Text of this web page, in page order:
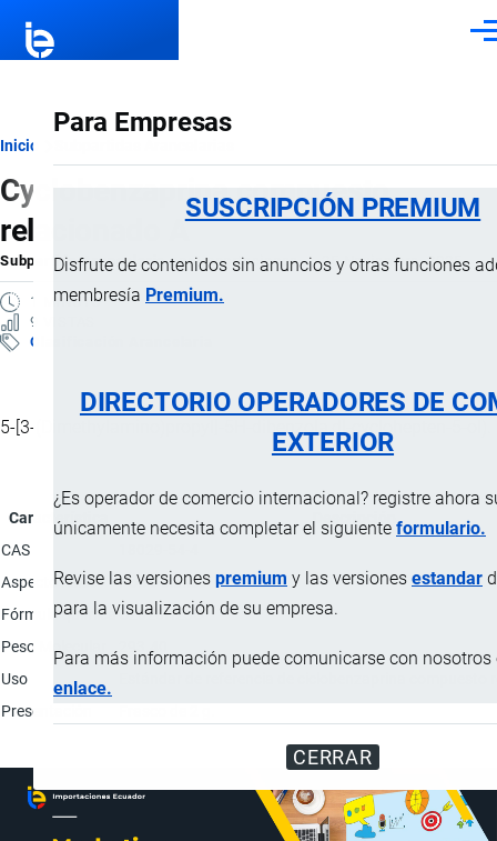
Para Empresas
SUSCRIPCIÓN PREMIUM
Disfrute de contenidos sin anuncios y otras funciones
membresía Premium.
DIRECTORIO OPERADORES DE
EXTERIOR
¿Es operador de comercio internacional? registre ahora
únicamente necesita completar el siguiente formulario.
Revise las versiones premium y las versiones estandar
para la visualización de su empresa.
Para más información puede comunicarse con nosotros
enlace.
CERRAR
Ruta
de
navegación
Inicio
Cyclobenzaprina compuesto
relacionado A
Subpartida ArancelariaporImportaciones …, 25 Noviembre, 2025
1 MINUTO
9 VISTAS
Clasificación Arancelaria
5-[3-(Dimethylamino)propyl]-5H-dibenzo[a,d]-cyclohepten-5-ol).
Característica
Descripción
CAS
Aspecto físico
Polvo blanco.
Fórmula químicaC2020H23O
Peso Molecular
293.40
Uso
Presentación